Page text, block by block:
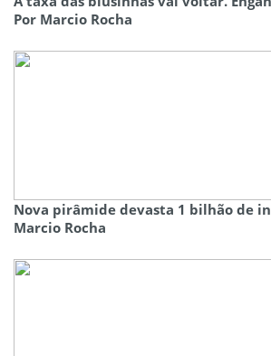
Por Marcio Rocha
Nova pirâmide devasta 1 bilhão de
Marcio Rocha